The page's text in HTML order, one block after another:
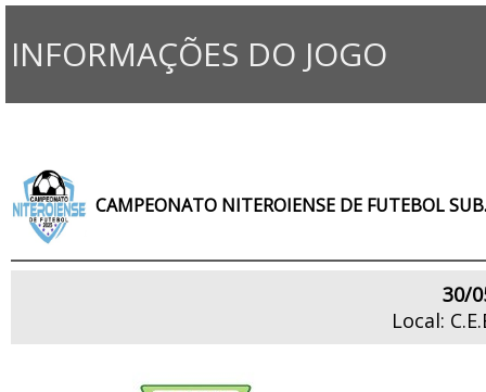
INFORMAÇÕES DO JOGO
CAMPEONATO NITEROIENSE DE FUTEBOL
30/
Local: